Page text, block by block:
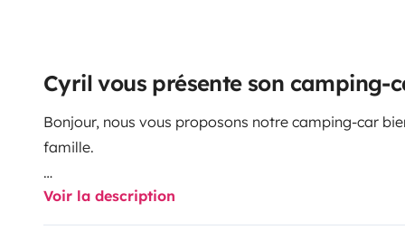
Cyril vous présente son camping-
Bonjour, nous vous proposons notre camping-car
famille.
Il est tout neuf, il est de juin 2024
Voir la description